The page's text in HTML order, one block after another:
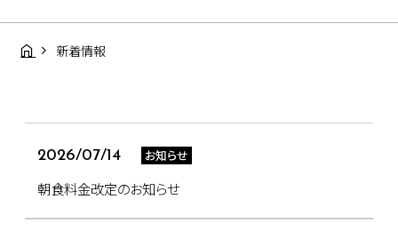
新着情報
2026/07/14 お知らせ
朝食料金改定のお知らせ